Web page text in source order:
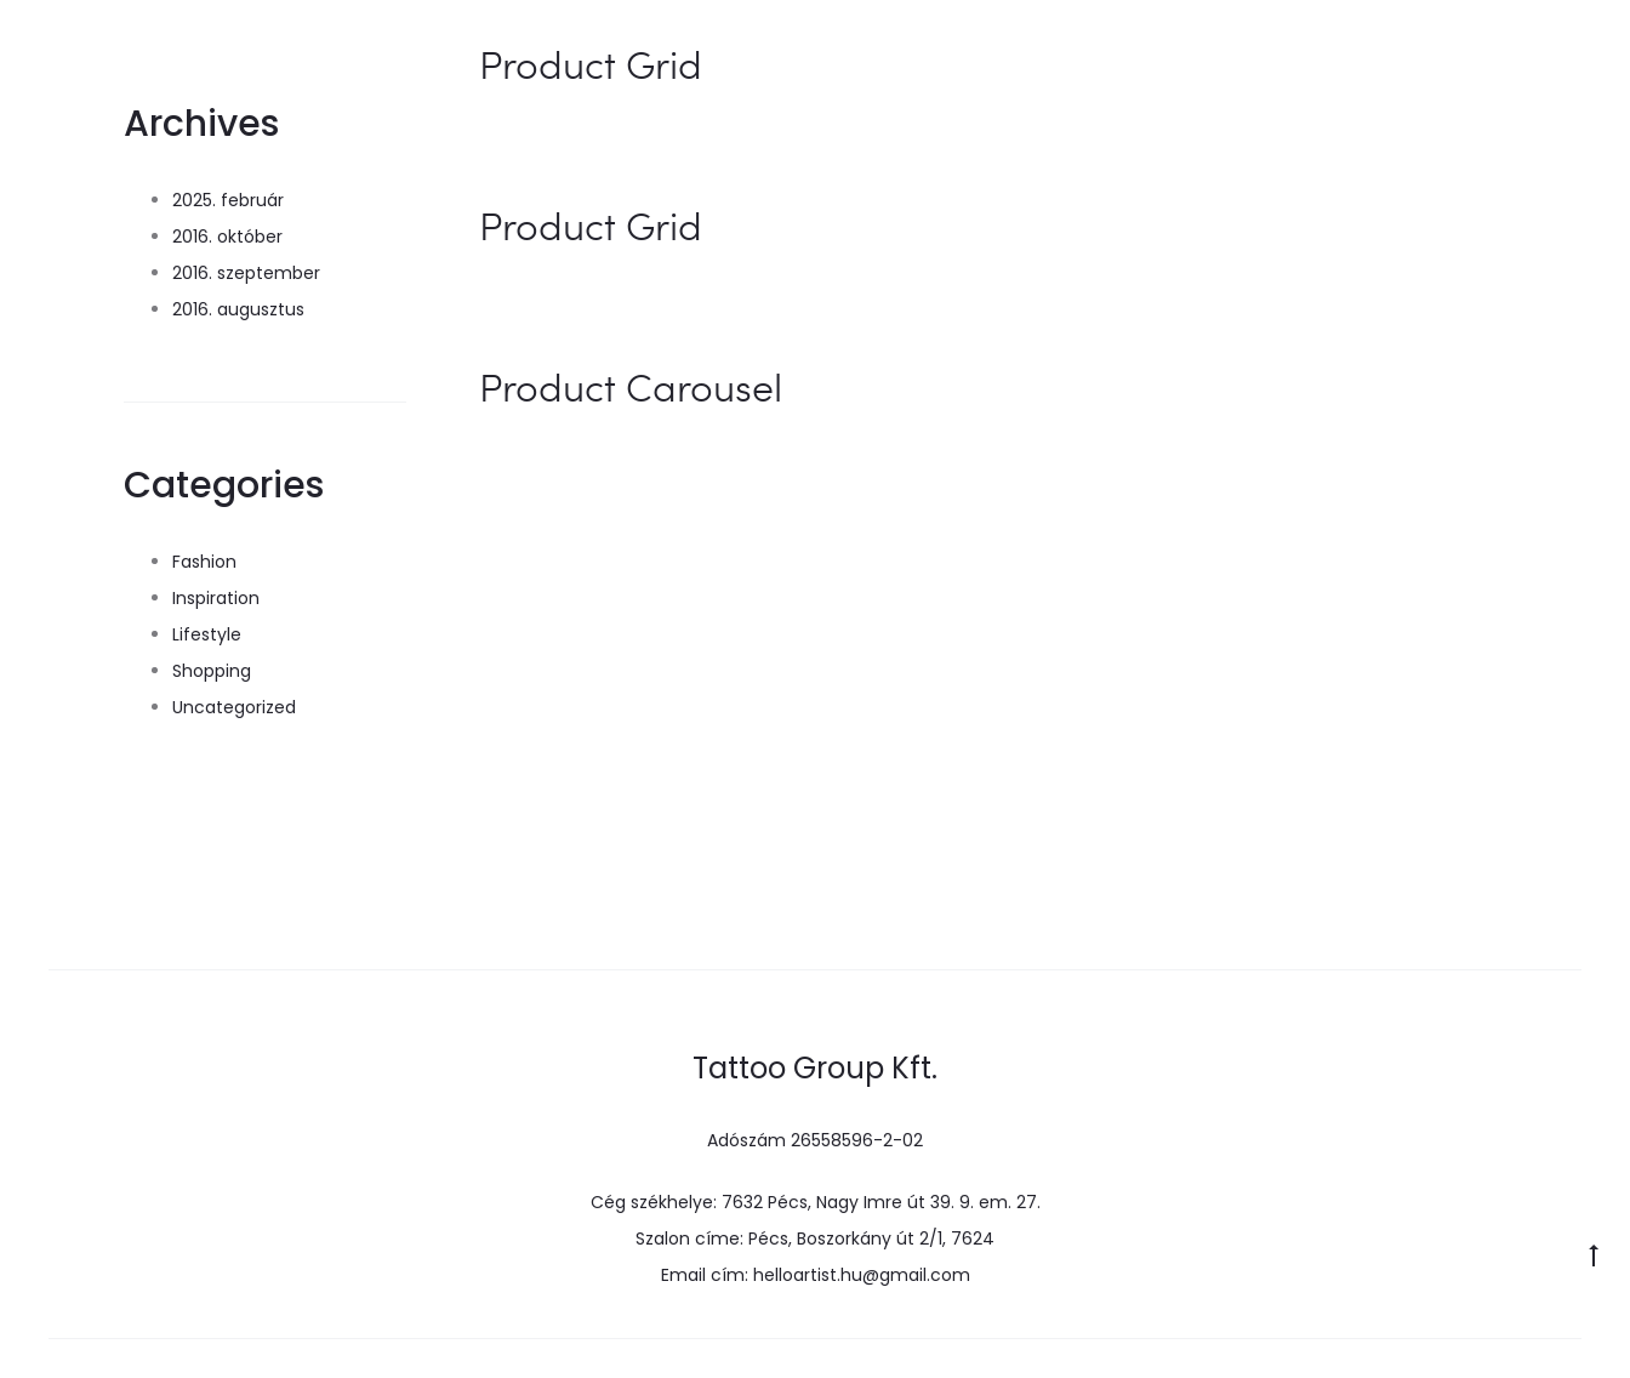
Product Grid
Product Grid
Product Carousel
Archives
2025. február
2016. október
2016. szeptember
2016. augusztus
Categories
Fashion
Inspiration
Lifestyle
Shopping
Uncategorized
Tattoo Group Kft.
Adószám 26558596-2-02
Cég székhelye: 7632 Pécs, Nagy Imre út 39. 9. em. 27.
Szalon címe: Pécs, Boszorkány út 2/1, 7624
Email cím: helloartist.hu@gmail.com